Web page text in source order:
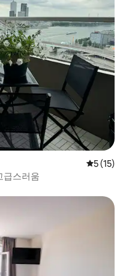
평점 5점
5 (15)
급스러움